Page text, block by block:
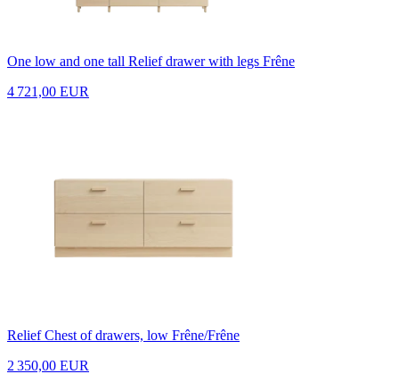
One low and one tall Relief drawer with legs Frêne
4 721,00 EUR
Relief Chest of drawers, low Frêne/Frêne
2 350,00 EUR